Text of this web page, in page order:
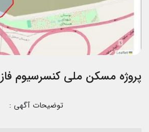
پروژه مسکن ملی کنسرسیوم فاز 0 پرند
توضیحات آگهی :